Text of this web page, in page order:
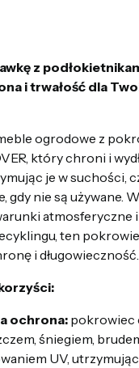
z
i trwałość dla
ogrodowe z
który chroni i
je w suchości,
gdy nie są używane.
atmosferyczne
ten
i długowieczność.
ochrona:pokrowiec
śniegiem,
UV, utrzymując